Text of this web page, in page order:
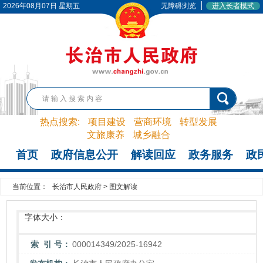
2026年08月07日 星期五 无障碍浏览 进入长者模式
热点搜索: 项目建设 营商环境
转型发展
文旅康养
城乡融合
首页 政府信息公开 解读回应 政务服务 政
当前位置： 长治市人民政府 > 图文解读
字体大小：
索 引 号： 000014349/2025-16942